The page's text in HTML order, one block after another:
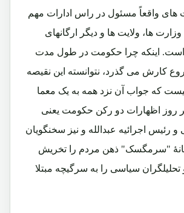
واقعاً مسئول در راس ادارات مهم
ها، ولایت ها و دیگر ارگانهای
است. اینکه چرا حکومت در طول مدت
کارش می گذرد، نتوانسته این نقیصه
که جواب آن نزد همه به یک معما
روز اظهارات دو رکن حکومت یعنی
رئیس اجرائیه عبدالله و نیز سخنگویان
"سرمگسک" ذهن مردم را تخریش
تحلیلگران سیاسی را به سرگیچه مبتلا